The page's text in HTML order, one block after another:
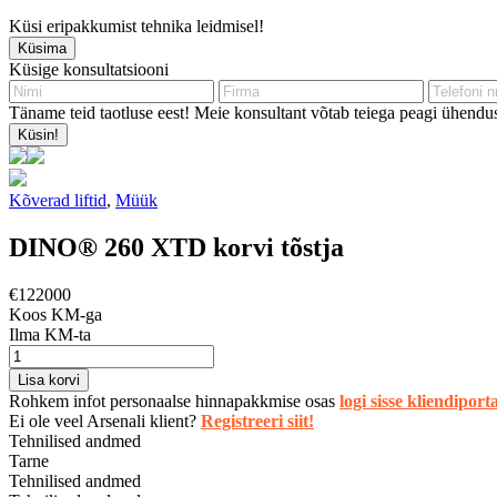
Küsi eripakkumist tehnika leidmisel!
Küsima
Küsige konsultatsiooni
Täname teid taotluse eest! Meie konsultant võtab teiega peagi
Küsin!
Kõverad liftid, Müük
DINO® 260 XTD korvi tõstja
€122000
Koos KM-ga
Ilma KM-ta
DINO®
260
XTD
korvi
tõstja
kogus
Lisa korvi
Rohkem infot personaalse hinnapakkmise osas logi sisse
Ei ole veel Arsenali klient? Registreeri siit!
Tehnilised andmed
Tarne
Tehnilised andmed